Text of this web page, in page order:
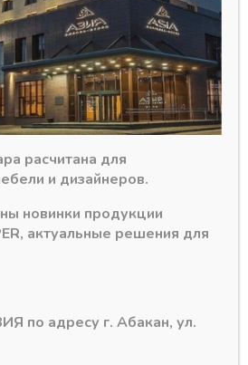
135, 45 мм с
В корзину
UNIHOPPER
расчитана для
и дизайнеров.
новинки продукции
, актуальные решения для
по адресу г. Абакан, ул.